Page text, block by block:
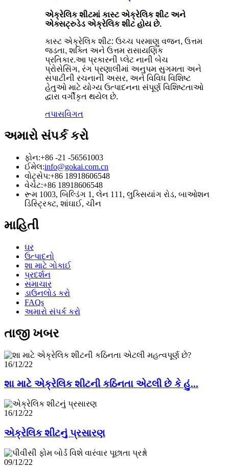
એક્રેલિક શીટમાં કાસ્ટ એક્રેલિક શીટ અને
એક્સટ્રુડેડ એક્રેલિક શીટ હોય છે.
કાસ્ટ એક્રેલિક શીટ: ઉચ્ચ પરમાણુ વજન, ઉત્તમ
જડતા, શક્તિ અને ઉત્તમ રાસાયણિક
પ્રતિકાર.આ પ્રકારની પ્લેટ નાની બેચ
પ્રોસેસિંગ, રંગ પ્રણાલીમાં અનુપમ સુગમતા અને
સપાટીની રચનાની અસર, અને વિવિધ વિશિષ્ટ
હેતુઓ માટે યોગ્ય ઉત્પાદનના સંપૂર્ણ વિશિષ્ટતાઓ
દ્વારા વર્ગીકૃત થયેલ છે.
તપાસવિગત
અમારો સંપર્ક કરો
ફોન:+86 -21 -56561003
ઈમેલ:info@gokai.com.cn
વોટ્સેપ:+86 18918606548
વેચેટ:+86 18918606548
રૂમ 1003, બિલ્ડિંગ 1, લેન 111, લુક્સિયાંગ રોડ, બાઓશન
ડિસ્ટ્રિક્ટ, શાંઘાઈ, ચીન
માહિતી
ઘર
ઉત્પાદનો
શા માટે ગોકાઈ
પ્રદર્શન
સમાચાર
ડાઉનલોડ કરો
FAQs
અમારો સંપર્ક કરો
તાજી ખબર
16/12/22
શા માટે એક્રેલિક શીટની કઠિનતા એટલી છે કે હું...
16/12/22
એક્રેલિક શીટનું પ્રસારણ
09/12/22